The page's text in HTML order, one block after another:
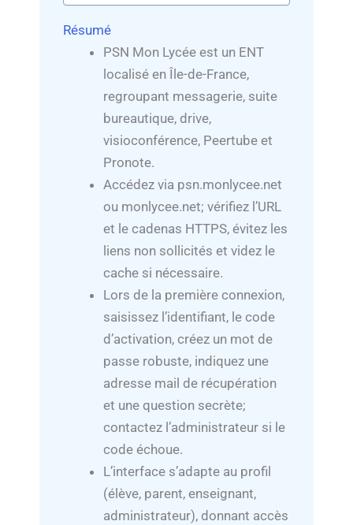
Résumé
PSN Mon Lycée est un ENT
localisé en Île-de-France,
regroupant messagerie, suite
bureautique, drive,
visioconférence, Peertube et
Pronote.
Accédez via psn.monlycee.net
ou monlycee.net; vérifiez l’URL
et le cadenas HTTPS, évitez les
liens non sollicités et videz le
cache si nécessaire.
Lors de la première connexion,
saisissez l’identifiant, le code
d’activation, créez un mot de
passe robuste, indiquez une
adresse mail de récupération
et une question secrète;
contactez l’administrateur si le
code échoue.
L’interface s’adapte au profil
(élève, parent, enseignant,
administrateur), donnant accès